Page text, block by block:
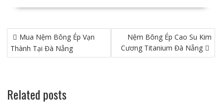
e
b
o
o
to
d
o
n
ai
l
ar
e
Điều
hướng
bài
Mua Nệm Bông Ép Vạn
Thành Tại Đà Nẵng
Nệm Bông Ép Cao Su Kim
Cương Titanium Đà Nẵng
Related posts